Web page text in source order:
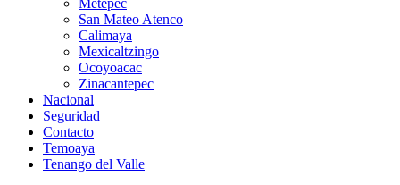
Metepec
San Mateo Atenco
Calimaya
Mexicaltzingo
Ocoyoacac
Zinacantepec
Nacional
Seguridad
Contacto
Temoaya
Tenango del Valle